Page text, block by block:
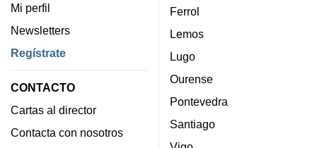
Mi perfil
Newsletters
Regístrate
CONTACTO
Cartas al director
Contacta con nosotros
Ferrol
Lemos
Lugo
Ourense
Pontevedra
Santiago